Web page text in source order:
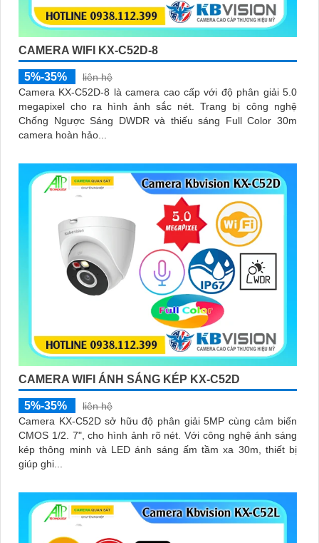
CAMERA WIFI KX-C52D-8
5%-35%
liên hệ
Camera KX-C52D-8 là camera cao cấp với độ phân giải 5.0
megapixel cho ra hình ảnh sắc nét. Trang bị công nghệ
Chống Ngược Sáng DWDR và thiếu sáng Full Color 30m
camera hoàn hảo...
CAMERA WIFI ÁNH SÁNG KÉP KX-C52D
5%-35%
liên hệ
Camera KX-C52D sở hữu độ phân giải 5MP cùng cảm biến
CMOS 1/2. 7", cho hình ảnh rõ nét. Với công nghệ ánh sáng
kép thông minh và LED ánh sáng ấm tầm xa 30m, thiết bị
giúp ghi...